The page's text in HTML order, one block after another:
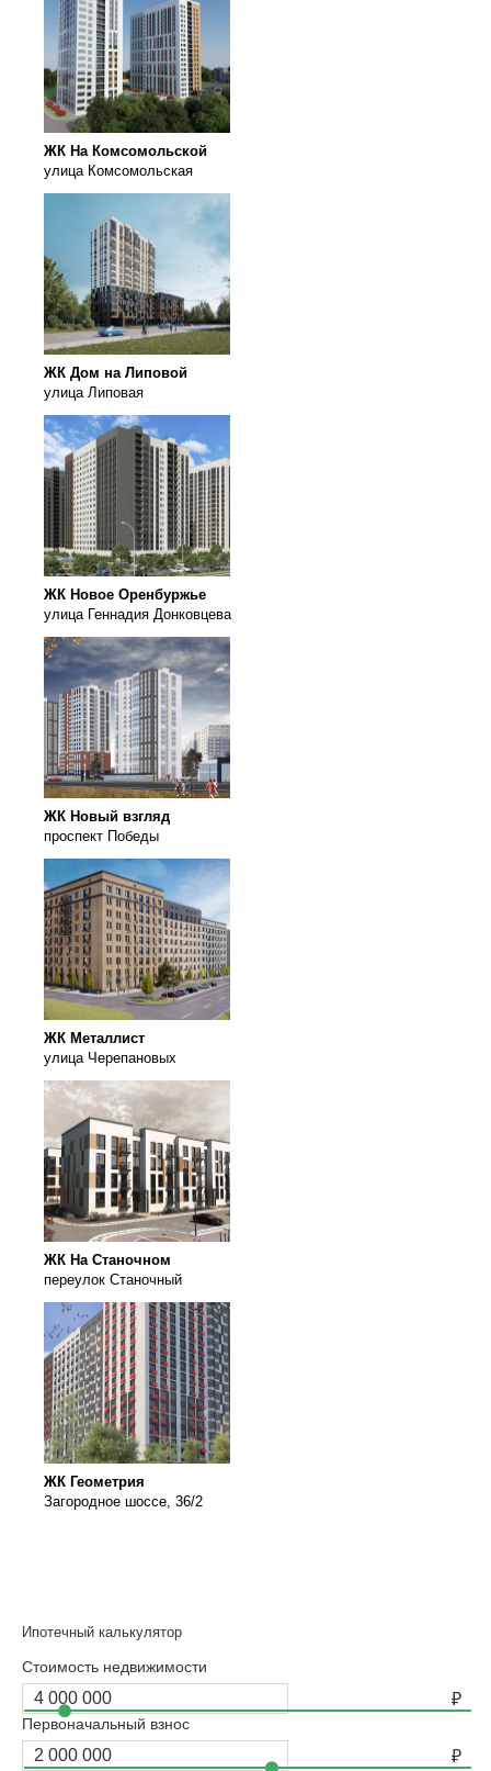
ЖК На Комсомольской
улица Комсомольская
ЖК Дом на Липовой
улица Липовая
ЖК Новое Оренбуржье
улица Геннадия Донковцева
ЖК Новый взгляд
проспект Победы
ЖК Металлист
улица Черепановых
ЖК На Станочном
переулок Станочный
ЖК Геометрия
Загородное шоссе, 36/2
Ипотечный калькулятор
Стоимость недвижимости
Первоначальный взнос